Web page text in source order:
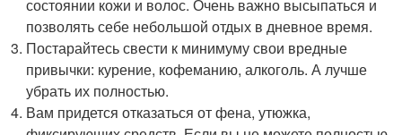
состоянии кожи и волос. Очень важно высыпаться и
позволять себе небольшой отдых в дневное время.
Постарайтесь свести к минимуму свои вредные
привычки: курение, кофеманию, алкоголь. А лучше
убрать их полностью.
Вам придется отказаться от фена, утюжка,